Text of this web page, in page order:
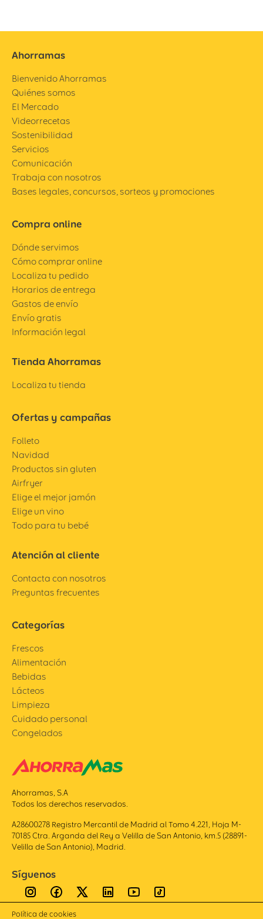
Ahorramas
Bienvenido Ahorramas
Quiénes somos
El Mercado
Videorrecetas
Sostenibilidad
Servicios
Comunicación
Trabaja con nosotros
Bases legales, concursos, sorteos y promociones
Compra online
Dónde servimos
Cómo comprar online
Localiza tu pedido
Horarios de entrega
Gastos de envío
Envío gratis
Información legal
Tienda Ahorramas
Localiza tu tienda
Ofertas y campañas
Folleto
Navidad
Productos sin gluten
Airfryer
Elige el mejor jamón
Elige un vino
Todo para tu bebé
Atención al cliente
Contacta con nosotros
Preguntas frecuentes
Categorías
Frescos
Alimentación
Bebidas
Lácteos
Limpieza
Cuidado personal
Congelados
Ahorramas, S.A
Todos los derechos reservados.
A28600278 Registro Mercantil de Madrid al Tomo 4.221, Hoja M-
70185 Ctra. Arganda del Rey a Velilla de San Antonio, km.5 (28891-
Velilla de San Antonio), Madrid.
Síguenos
Política de cookies